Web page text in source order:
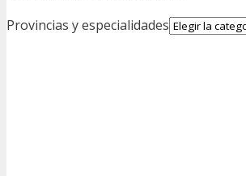
Provincias y especialidades